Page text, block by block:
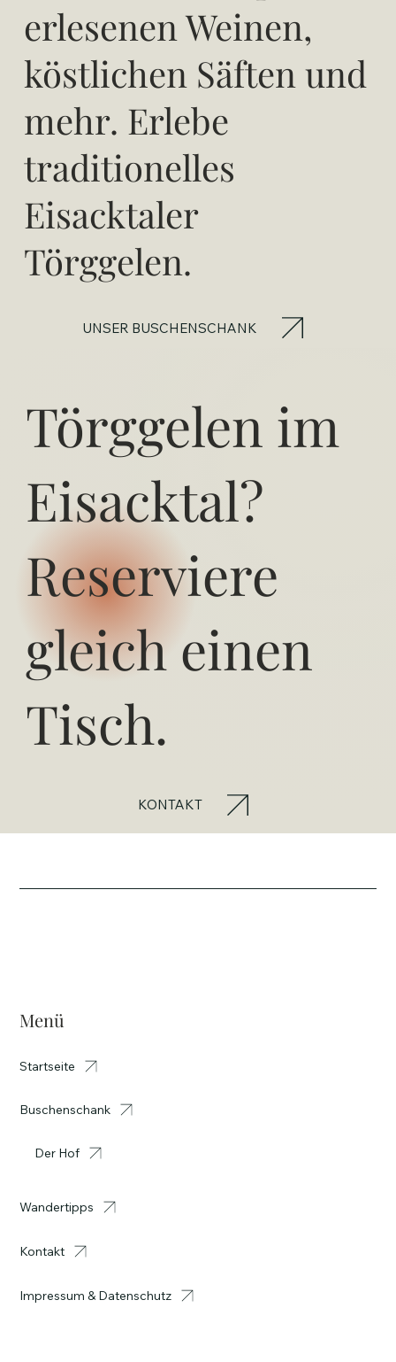
UNSER BUSCHENSCHANK
erlesenen Weinen,
köstlichen Säften und
mehr. Erlebe
traditionelles
Eisacktaler
Törggelen.
KONTAKT
Törggelen im
Eisacktal?
Reserviere
gleich einen
Tisch.
Menü
Der Hof
Buschenschank
Startseite
Impressum & Datenschutz
Kontakt
Wandertipps